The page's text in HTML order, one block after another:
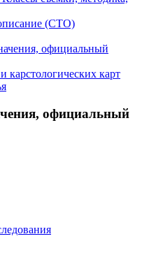
(СТО)
официальный
карстологических карт
официальный